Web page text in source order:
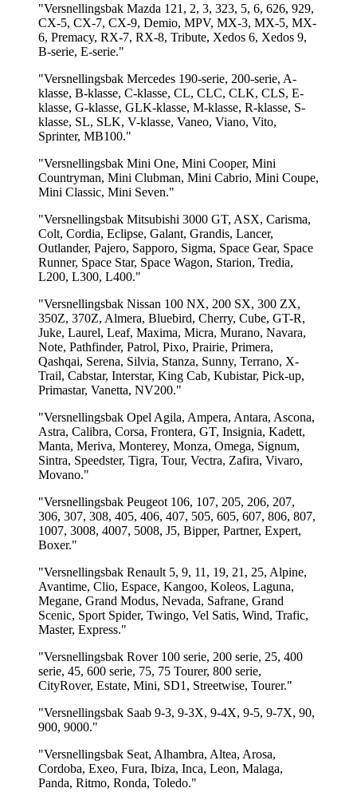
"Versnellingsbak Mazda 121, 2, 3, 323, 5, 6, 626, 929,
CX-5, CX-7, CX-9, Demio, MPV, MX-3, MX-5, MX-
6, Premacy, RX-7, RX-8, Tribute, Xedos 6, Xedos 9,
B-serie, E-serie."
"Versnellingsbak Mercedes 190-serie, 200-serie, A-
klasse, B-klasse, C-klasse, CL, CLC, CLK, CLS, E-
klasse, G-klasse, GLK-klasse, M-klasse, R-klasse, S-
klasse, SL, SLK, V-klasse, Vaneo, Viano, Vito,
Sprinter, MB100."
"Versnellingsbak Mini One, Mini Cooper, Mini
Countryman, Mini Clubman, Mini Cabrio, Mini Coupe,
Mini Classic, Mini Seven."
"Versnellingsbak Mitsubishi 3000 GT, ASX, Carisma,
Colt, Cordia, Eclipse, Galant, Grandis, Lancer,
Outlander, Pajero, Sapporo, Sigma, Space Gear, Space
Runner, Space Star, Space Wagon, Starion, Tredia,
L200, L300, L400."
"Versnellingsbak Nissan 100 NX, 200 SX, 300 ZX,
350Z, 370Z, Almera, Bluebird, Cherry, Cube, GT-R,
Juke, Laurel, Leaf, Maxima, Micra, Murano, Navara,
Note, Pathfinder, Patrol, Pixo, Prairie, Primera,
Qashqai, Serena, Silvia, Stanza, Sunny, Terrano, X-
Trail, Cabstar, Interstar, King Cab, Kubistar, Pick-up,
Primastar, Vanetta, NV200."
"Versnellingsbak Opel Agila, Ampera, Antara, Ascona,
Astra, Calibra, Corsa, Frontera, GT, Insignia, Kadett,
Manta, Meriva, Monterey, Monza, Omega, Signum,
Sintra, Speedster, Tigra, Tour, Vectra, Zafira, Vivaro,
Movano."
"Versnellingsbak Peugeot 106, 107, 205, 206, 207,
306, 307, 308, 405, 406, 407, 505, 605, 607, 806, 807,
1007, 3008, 4007, 5008, J5, Bipper, Partner, Expert,
Boxer."
"Versnellingsbak Renault 5, 9, 11, 19, 21, 25, Alpine,
Avantime, Clio, Espace, Kangoo, Koleos, Laguna,
Megane, Grand Modus, Nevada, Safrane, Grand
Scenic, Sport Spider, Twingo, Vel Satis, Wind, Trafic,
Master, Express."
"Versnellingsbak Rover 100 serie, 200 serie, 25, 400
serie, 45, 600 serie, 75, 75 Tourer, 800 serie,
CityRover, Estate, Mini, SD1, Streetwise, Tourer."
"Versnellingsbak Saab 9-3, 9-3X, 9-4X, 9-5, 9-7X, 90,
900, 9000."
"Versnellingsbak Seat, Alhambra, Altea, Arosa,
Cordoba, Exeo, Fura, Ibiza, Inca, Leon, Malaga,
Panda, Ritmo, Ronda, Toledo."